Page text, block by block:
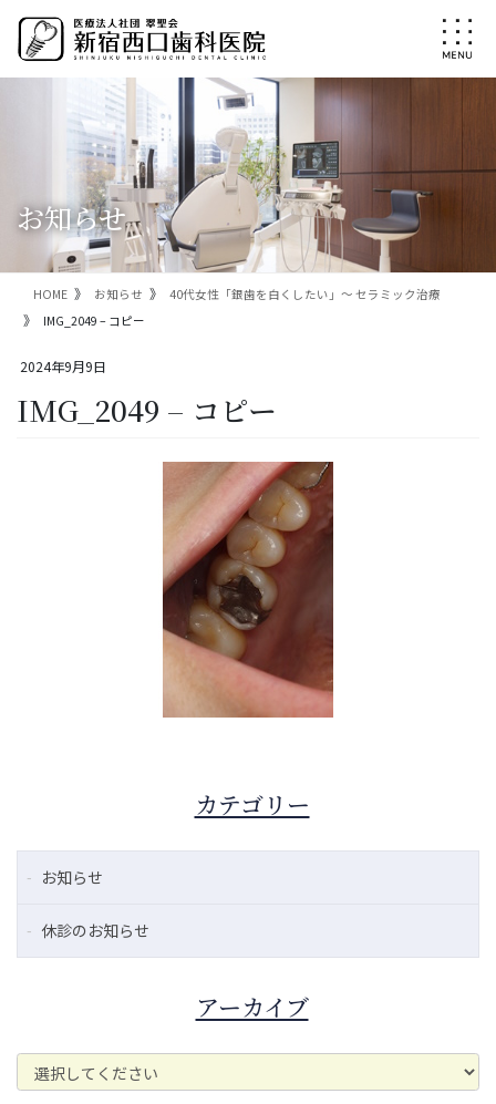
ン
ー
お知らせ
HOME お知らせ
40代女性「銀歯を白くしたい」～ セラミック治療
IMG_2049 – コピー
2024年9月9日
IMG_2049 – コピー
カテゴリー
お知らせ
休診のお知らせ
アーカイブ